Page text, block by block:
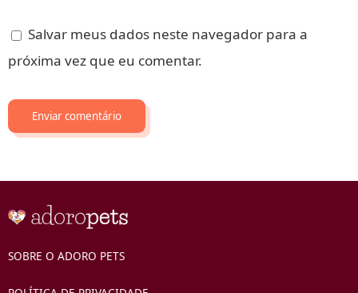
Salvar meus dados neste navegador para a
próxima vez que eu comentar.
SOBRE O ADORO PETS